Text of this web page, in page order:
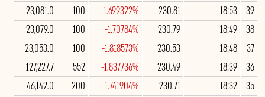
39
18:53
230.81
-1.699322%
100
23,081.0
38
18:49
230.79
-1.70784%
100
23,079.0
37
18:48
230.53
-1.818573%
100
23,053.0
36
18:39
230.49
-1.837736%
552
127,227.7
35
18:32
230.71
-1.741904%
200
46,142.0